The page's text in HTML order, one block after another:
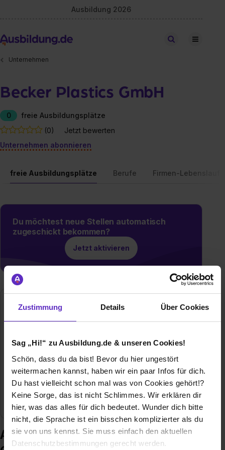
Zustimmung Details Über Cookies
Sag „Hi!“ zu Ausbildung.de & unseren Cookies!
Schön, dass du da bist! Bevor du hier ungestört
weitermachen kannst, haben wir ein paar Infos für dich.
Du hast vielleicht schon mal was von Cookies gehört!?
Keine Sorge, das ist nicht Schlimmes. Wir erklären dir
hier, was das alles für dich bedeutet. Wunder dich bitte
nicht, die Sprache ist ein bisschen komplizierter als du
sie von uns kennst. Sie muss einfach den aktuellen
Datenschutzbestimmungen gerecht werden.
Ausbildung 2026
Stellen finden
Unternehmen
Becker Plastics GmbH
0
freie Ausbildungsplätze
(0)
Jetzt bewerten
Unternehmen abonnieren
freie Ausbildungsplätze Berufe Firmen-Lebenslauf
Du möchtest neue Stellen automatisch
zugeschickt bekommen?
Jetzt aktivieren
Becker Plastics GmbH
Am Bahnhof 3
+49 1709174941
E-Mail anzeigen
Ausbildung bei Becker Plastics